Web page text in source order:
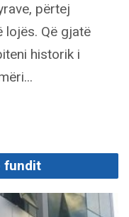
përtej
Që gjatë
historik i
fundit